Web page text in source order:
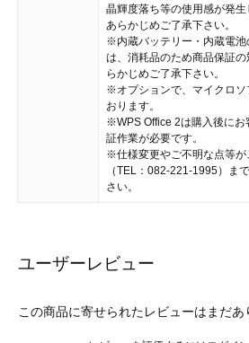
晶輝度落ち等の使用感が発生
あらかじめご了承下さい。
※内蔵バッテリー・内蔵電池
は、消耗品のため商品保証
らかじめご了承下さい。
※オプションで、マイクロソ
おります。
※WPS Office 2は購入後にお
証作業が必要です。
※仕様変更やご不明な点等が
（TEL：082-221-1995）ま
さい。
ユーザーレビュー
この商品に寄せられたレビューはまだあ